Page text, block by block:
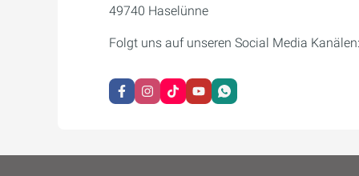
49740 Haselünne
Folgt uns auf unseren Social Media Kanälen: